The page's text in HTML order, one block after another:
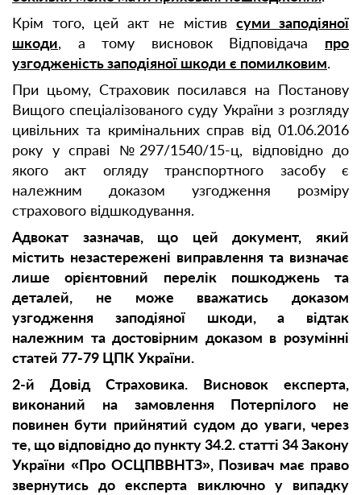
Крім того, цей акт не містив суми заподіяної
шкоди, а тому висновок Відповідача про
узгодженість заподіяної шкоди є помилковим.
При цьому, Страховик посилався на Постанову
Вищого спеціалізованого суду України з розгляду
цивільних та кримінальних справ від 01.06.2016
року у справі №297/1540/15-ц, відповідно до
якого акт огляду транспортного засобу є
належним доказом узгодження розміру
страхового відшкодування.
Адвокат зазначав, що цей документ, який
містить незастережені виправлення та визначає
лише орієнтовний перелік пошкоджень та
деталей, не може вважатись доказом
узгодження заподіяної шкоди, а відтак
належним та достовірним доказом в розумінні
статей 77-79 ЦПК України.
2-й Довід Страховика. Висновок експерта,
виконаний на замовлення Потерпілого не
повинен бути прийнятий судом до уваги, через
те, що відповідно до пункту 34.2. статті 34 Закону
України «Про ОСЦПВВНТЗ», Позивач має право
звернутись до експерта виключно у випадку